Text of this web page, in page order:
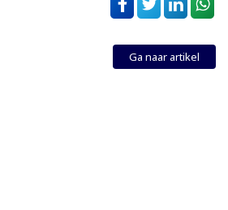
Ga naar artikel